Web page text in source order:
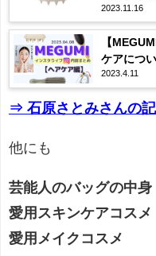
感・購入
2023.11.16
【
ケアにつ
まとめ
2023.4.11
⇒ 石原さとみさんの
他にも
芸能人のバッグの中身
愛用スキンケアコスメ
愛用メイクコスメ